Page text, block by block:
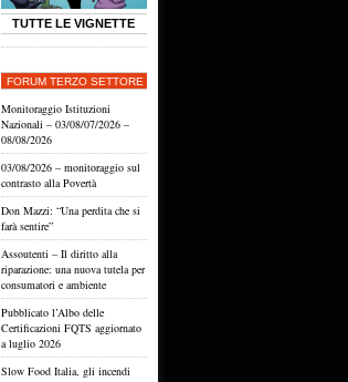
TUTTE LE VIGNETTE
FORUM TERZO SETTORE
Monitoraggio Istituzioni
Nazionali – 03/08/07/2026 –
08/08/2026
03/08/2026 – monitoraggio sul
contrasto alla Povertà
Don Mazzi: “Una perdita che si
farà sentire”
Assoutenti – Il diritto alla
riparazione: una nuova tutela per
consumatori e ambiente
Pubblicato l’Albo delle
Certificazioni FQTS aggiornato
a luglio 2026
Slow Food Italia, gli incendi